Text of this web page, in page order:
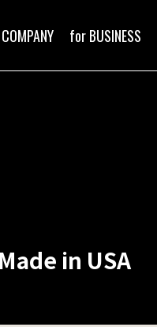
COMPANY for BUSINESS
NEWS
COMPANY
for BUSINESS
in USA